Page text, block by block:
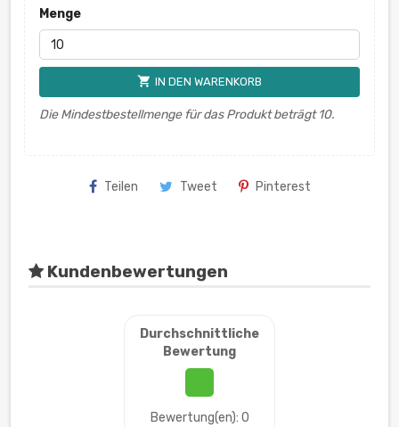
Menge
shopping_cart IN DEN WARENKORB
Die Mindestbestellmenge für das Produkt beträgt 10.
Teilen Tweet Pinterest
Kundenbewertungen
Durchschnittliche
Bewertung
Bewertung(en): 0